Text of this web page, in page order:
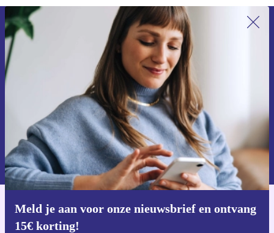
Meld je aan voor onze nieuwsbrief en ontvang
15€ korting!
Meld je aan voor onze nieuwsbrief en
ontvang €15 korting!
Mis nooit meer een aanbieding.
Voucher aanvragen
Informatie over het gebruik van persoonsgegevens vind je in ons
privacybeleid
Download de refurbed app